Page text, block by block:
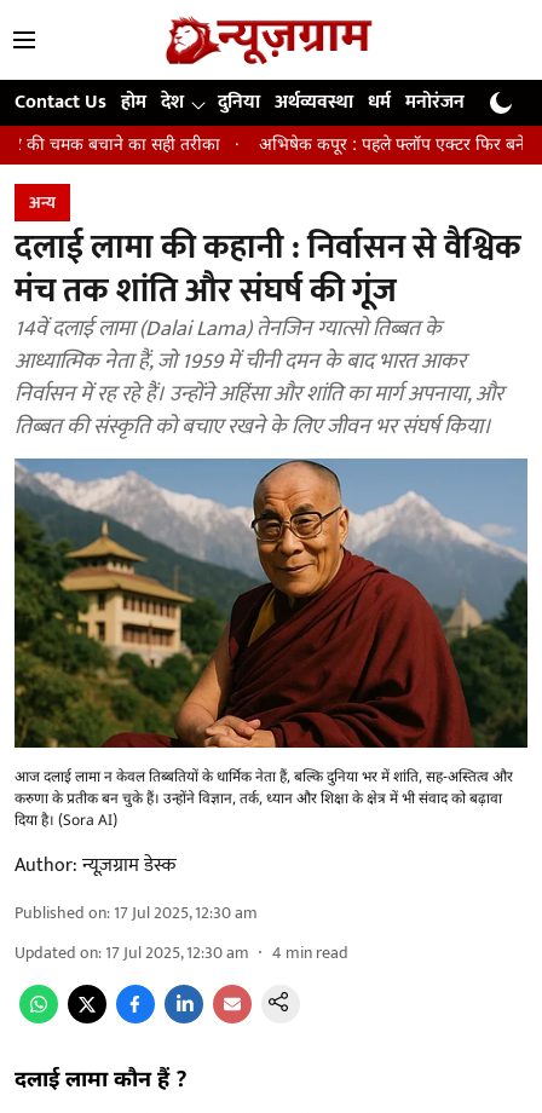
Contact Us होम देश दुनिया अर्थव्यवस्था धर्म मनोरंजन खेल
सही तरीका अभिषेक कपूर : पहले फ्लॉप एक्टर फिर बने अवॉर्ड विनिंग
अन्य
दलाई लामा की कहानी : निर्वासन से वैश्विक
मंच तक शांति और संघर्ष की गूंज
14वें दलाई लामा (Dalai Lama) तेनजिन ग्यात्सो तिब्बत के
आध्यात्मिक नेता हैं, जो 1959 में चीनी दमन के बाद भारत आकर
निर्वासन में रह रहे हैं। उन्होंने अहिंसा और शांति का मार्ग अपनाया, और
तिब्बत की संस्कृति को बचाए रखने के लिए जीवन भर संघर्ष किया।
आज दलाई लामा न केवल तिब्बतियों के धार्मिक नेता हैं, बल्कि दुनिया भर में शांति, सह-अस्तित्व और
करुणा के प्रतीक बन चुके हैं। उन्होंने विज्ञान, तर्क, ध्यान और शिक्षा के क्षेत्र में भी संवाद को बढ़ावा
दिया है। (Sora AI)
Author:न्यूज़ग्राम डेस्क
Published on:17 Jul 2025, 12:30 am
Updated on:17 Jul 2025, 12:30 am 4 min read
दलाई लामा कौन हैं ?